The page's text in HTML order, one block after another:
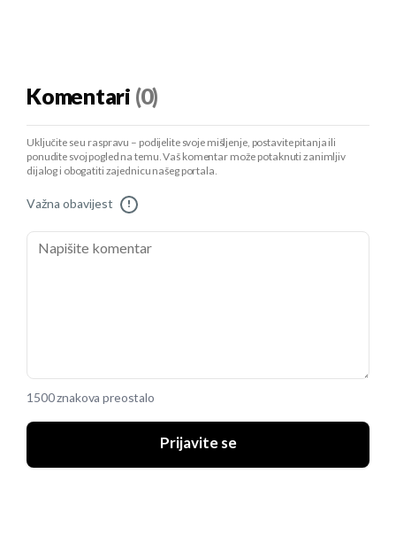
Komentari (0)
Uključite se u raspravu – podijelite svoje mišljenje, postavite pitanja ili
ponudite svoj pogled na temu. Vaš komentar može potaknuti zanimljiv
dijalog i obogatiti zajednicu našeg portala.
Važna obavijest !
1500 znakova preostalo
Prijavite se